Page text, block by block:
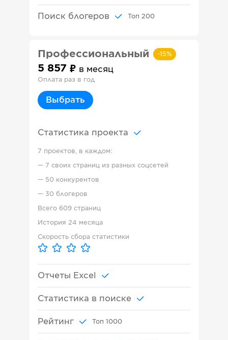
Поиск блогеров Топ 200
Профессиональный -15%
5 857 в месяц
Оплата раз в год
Выбрать
Статистика проекта
7 проектов, в каждом:
— 7 своих страниц из разных соцсетей
— 50 конкурентов
— 30 блогеров
Всего 609 страниц
История 24 месяца
Скорость сбора статистики
Отчеты Excel
Статистика в поиске
Рейтинг Топ 1000